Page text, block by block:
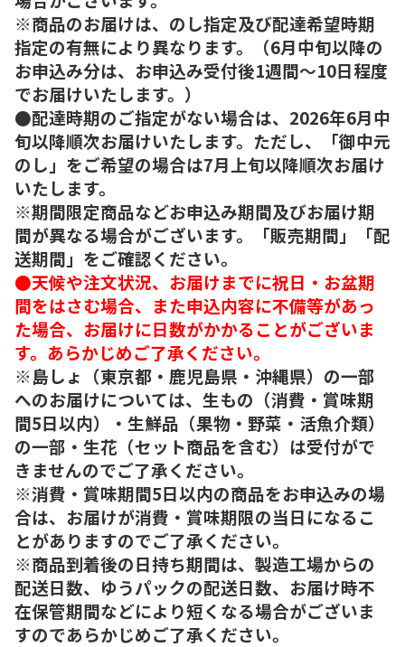
※商品のお届けは、のし指定及び配達希望時期
指定の有無により異なります。（6月中旬以降の
お申込み分は、お申込み受付後1週間～10日程度
でお届けいたします。）
●配達時期のご指定がない場合は、2026年6月中
旬以降順次お届けいたします。ただし、「御中元
のし」をご希望の場合は7月上旬以降順次お届け
いたします。
※期間限定商品などお申込み期間及びお届け期
間が異なる場合がございます。「販売期間」「配
送期間」をご確認ください。
●天候や注文状況、お届けまでに祝日・お盆期
間をはさむ場合、また申込内容に不備等があっ
た場合、お届けに日数がかかることがございま
す。あらかじめご了承ください。
※島しょ（東京都・鹿児島県・沖縄県）の一部
へのお届けについては、生もの（消費・賞味期
間5日以内）・生鮮品（果物・野菜・活魚介類）
の一部・生花（セット商品を含む）は受付がで
きませんのでご了承ください。
※消費・賞味期間5日以内の商品をお申込みの場
合は、お届けが消費・賞味期限の当日になるこ
とがありますのでご了承ください。
※商品到着後の日持ち期間は、製造工場からの
配送日数、ゆうパックの配送日数、お届け時不
在保管期間などにより短くなる場合がございま
すのであらかじめご了承ください。